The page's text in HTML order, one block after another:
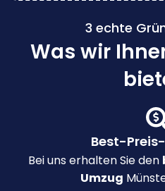
3 echte
Was wir
Best-
Bei uns erhalten Sie den
Umzug